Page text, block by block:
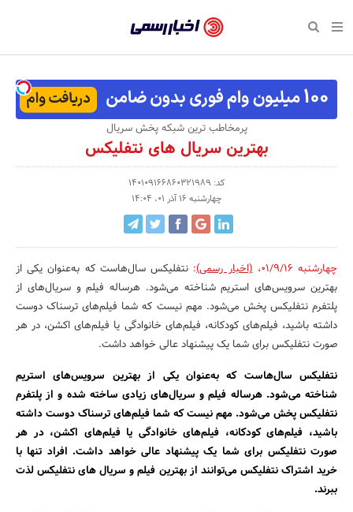
رسمی
-
اخبار
تایید
شده
سازمان‌ها
و
روابط
عمومی‌ها
بازگشت
صفحه نخست پایگاه خبری
اقتصادی
صفحه نخست اقتصادی
تجارت و بازار
کارآفرینی و استارتاپ
نفت، انرژی و صنایع
کسب و کار و خرده فروشی
صنایع غذایی و کشاورزی
کار و استخدام
بانک، بیمه و سرمایه
مسکن و ساختمان
اجتماعی
صفحه نخست اجتماعی
علم و آموزش
بهداشت و درمان
شهر و جامعه
محیط زیست
تبلیغات و روابط عمومی
صفحه نخست فرهنگی
رسانه‌ها
نشریات و کتاب
سینما و تئاتر
صنایع دستی
صفحه نخست ورزش
تازه‌های ورزش
مکان‌های ورزشی
تجهیزات ورزشی
صفحه نخست سبک زندگی
سلامت و زیبایی
روانشناسی و موفقیت
مد و لباس
رویداد
صفحه نخست رویداد
حراج و تخفیف
جشنواره، نمایشگاه و
مسابقه و فراخوان
پرمخاطب ترین شبکه پخش سریال
بهترین سریال های نتفلیکس
کد: 140109166860321989
چهارشنبه 16 آذر 01، 14:04
چهارشنبه 01/9/16 ،(اخبار رسمی): نتفلیکس سال‌هاست که به‌عنوان یکی از
بهترین سرویس‌های استریم شناخته می‌شود. هرساله فیلم و سریال‌های از
پلتفرم نتفلیکس پخش می‌شود. مهم نیست که شما فیلم‌های ترسناک دوست
داشته باشید، فیلم‌های کودکانه، فیلم‌های خانوادگی یا فیلم‌های اکشن، در هر
صورت نتفلیکس برای شما یک پیشنهاد عالی خواهد داشت.
نتفلیکس سال‌هاست که به‌عنوان یکی از بهترین سرویس‌های استریم
شناخته می‌شود. هرساله فیلم و سریال‌های زیادی ساخته شده و از پلتفرم
نتفلیکس پخش می‌شود. مهم نیست که شما فیلم‌های ترسناک دوست داشته
باشید، فیلم‌های کودکانه، فیلم‌های خانوادگی یا فیلم‌های اکشن، در هر
صورت نتفلیکس برای شما یک پیشنهاد عالی خواهد داشت. افراد تنها با
خرید اشتراک نتفلیکس می‌توانند از بهترین فیلم و سریال های نتفلیکس لذت
ببرند.